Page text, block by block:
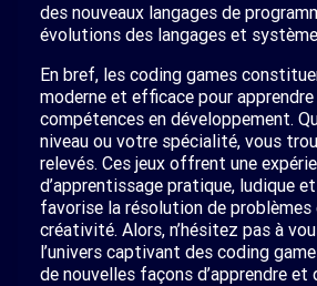
des nouveaux langages de
évolutions des langages et
En bref, les coding games
moderne et efficace pour
compétences en développement.
niveau ou votre spécialité, vous
relevés. Ces jeux offrent une
d’apprentissage pratique, ludique
favorise la résolution de problèmes
créativité. Alors, n’hésitez pas à
l’univers captivant des coding
de nouvelles façons d’apprendre et